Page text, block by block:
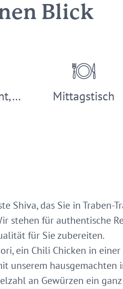
Blick
Mittagstisch
Shiva, das Sie in Traben-
stehen für authentische
für Sie zubereiten.
ein Chili Chicken in
unserem hausgemachten
an Gewürzen ein ganz